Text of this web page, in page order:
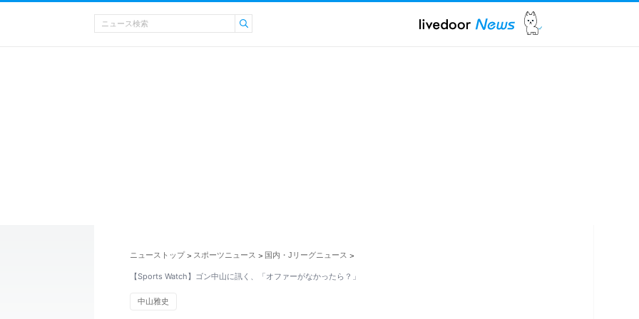
ニューストップ > スポーツニュース > 国内・Jリーグニュース >
【Sports Watch】ゴン中山に訊く、「オファーがなかったら？」
中山雅史